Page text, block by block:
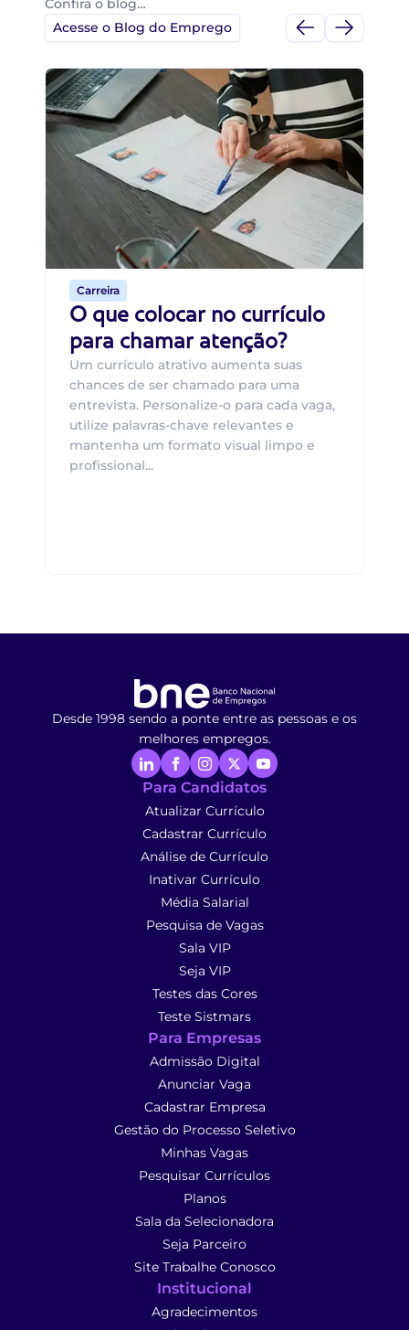
Confira o blog…
Acesse o Blog do Emprego
Carreira
O que colocar no currículo
para chamar atenção?
Um currículo atrativo aumenta suas
chances de ser chamado para uma
entrevista. Personalize-o para cada vaga,
utilize palavras-chave relevantes e
mantenha um formato visual limpo e
profissional...
Desde 1998 sendo a ponte entre as pessoas e os
melhores empregos.
Para Candidatos
Atualizar Currículo
Cadastrar Currículo
Análise de Currículo
Inativar Currículo
Média Salarial
Pesquisa de Vagas
Sala VIP
Seja VIP
Testes das Cores
Teste Sistmars
Para Empresas
Admissão Digital
Anunciar Vaga
Cadastrar Empresa
Gestão do Processo Seletivo
Minhas Vagas
Pesquisar Currículos
Planos
Sala da Selecionadora
Seja Parceiro
Site Trabalhe Conosco
Institucional
Agradecimentos